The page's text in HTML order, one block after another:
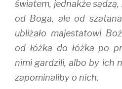
światem, jednakże
od Boga, ale od
ubliżało majestatowi
od łóżka do łóżka po
nimi gardzili, albo by ich
zapominaliby o nich.